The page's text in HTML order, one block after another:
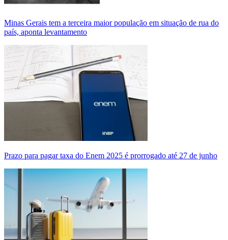
Minas Gerais tem a terceira maior população em situação de rua do
país, aponta levantamento
Prazo para pagar taxa do Enem 2025 é prorrogado até 27 de junho